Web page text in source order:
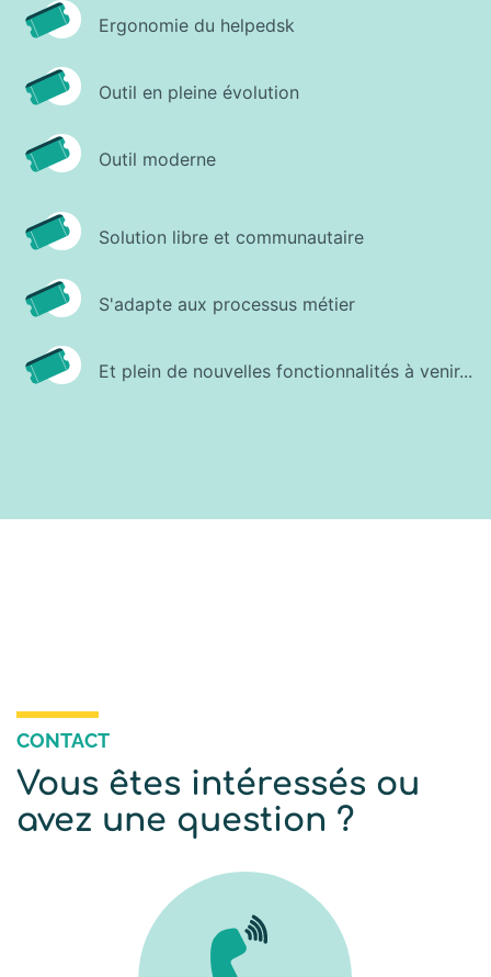
Ergonomie du helpedsk
Outil en pleine évolution
Outil moderne
Solution libre et communautaire
S'adapte aux processus métier
Et plein de nouvelles fonctionnalités à venir...
CONTACT
Vous êtes intéressés ou
avez une question ?